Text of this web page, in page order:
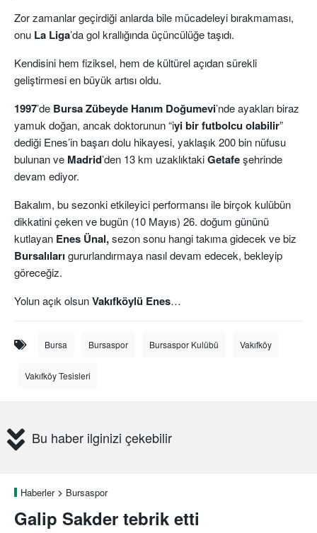
Zor zamanlar geçirdiği anlarda bile mücadeleyi bırakmaması,
onu La Liga’da gol krallığında üçüncülüğe taşıdı.
Kendisini hem fiziksel, hem de kültürel açıdan sürekli
geliştirmesi en büyük artısı oldu.
1997’de Bursa Zübeyde Hanım Doğumevi’nde ayakları biraz
yamuk doğan, ancak doktorunun “iyi bir futbolcu olabilir”
dediği Enes’in başarı dolu hikayesi, yaklaşık 200 bin nüfusu
bulunan ve Madrid’den 13 km uzaklıktakiGetafeşehrinde
devam ediyor.
Bakalım, bu sezonki etkileyici performansı ile birçok kulübün
dikkatini çeken ve bugün (10 Mayıs) 26. doğum gününü
kutlayan Enes Ünal,sezon sonu hangi takıma gidecek ve biz
Bursalıları gururlandırmaya nasıl devam edecek, bekleyip
göreceğiz.
Yolun açık olsunVakıfköylü Enes…
Bursa Bursaspor Bursaspor Kulübü Vakıfköy
Vakıfköy Tesisleri
Bu haber ilginizi çekebilir
Haberler Bursaspor
Galip Sakder tebrik etti